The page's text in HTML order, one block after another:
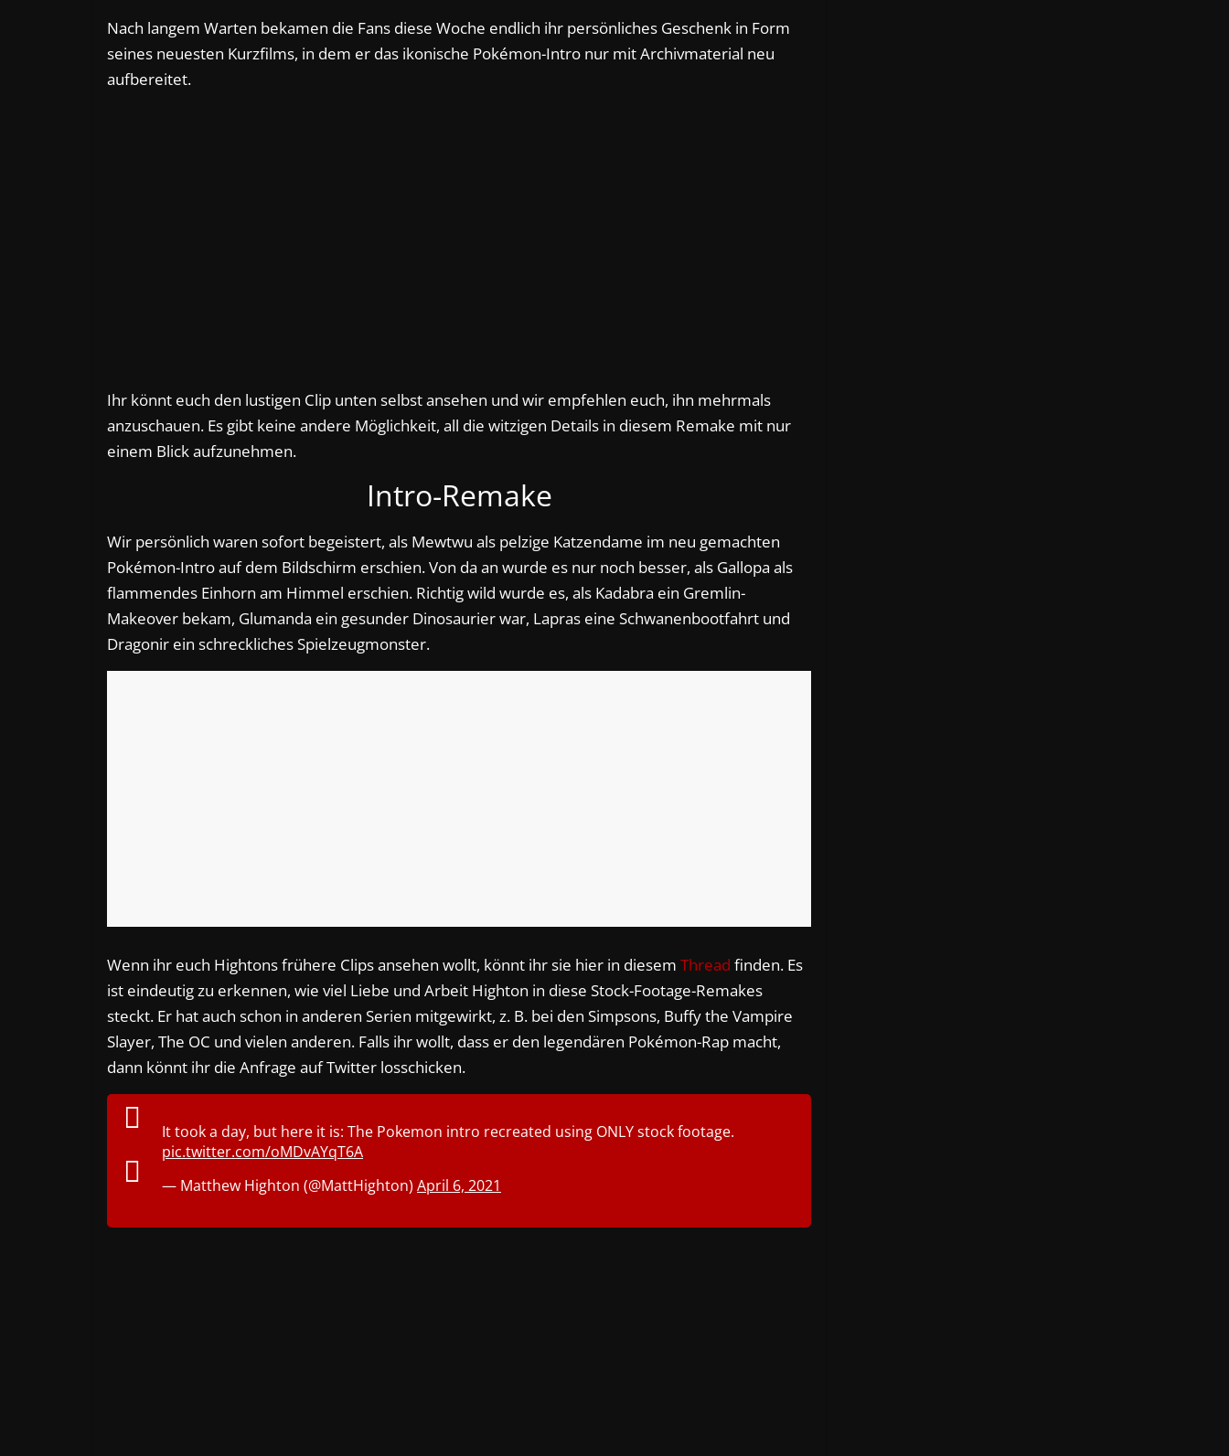
Nach langem Warten bekamen die Fans diese Woche endlich ihr persönliches Geschenk in Form
seines neuesten Kurzfilms, in dem er das ikonische Pokémon-Intro nur mit Archivmaterial neu
aufbereitet.
Ihr könnt euch den lustigen Clip unten selbst ansehen und wir empfehlen euch, ihn mehrmals
anzuschauen. Es gibt keine andere Möglichkeit, all die witzigen Details in diesem Remake mit nur
einem Blick aufzunehmen.
Intro-Remake
Wir persönlich waren sofort begeistert, als Mewtwu als pelzige Katzendame im neu gemachten
Pokémon-Intro auf dem Bildschirm erschien. Von da an wurde es nur noch besser, als Gallopa als
flammendes Einhorn am Himmel erschien. Richtig wild wurde es, als Kadabra ein Gremlin-
Makeover bekam, Glumanda ein gesunder Dinosaurier war, Lapras eine Schwanenbootfahrt und
Dragonir ein schreckliches Spielzeugmonster.
Wenn ihr euch Hightons frühere Clips ansehen wollt, könnt ihr sie hier in diesem Thread finden. Es
ist eindeutig zu erkennen, wie viel Liebe und Arbeit Highton in diese Stock-Footage-Remakes
steckt. Er hat auch schon in anderen Serien mitgewirkt, z. B. bei den Simpsons, Buffy the Vampire
Slayer, The OC und vielen anderen. Falls ihr wollt, dass er den legendären Pokémon-Rap macht,
dann könnt ihr die Anfrage auf Twitter losschicken.
It took a day, but here it is: The Pokemon intro recreated using ONLY stock footage.
pic.twitter.com/oMDvAYqT6A
— Matthew Highton (@MattHighton) April 6, 2021